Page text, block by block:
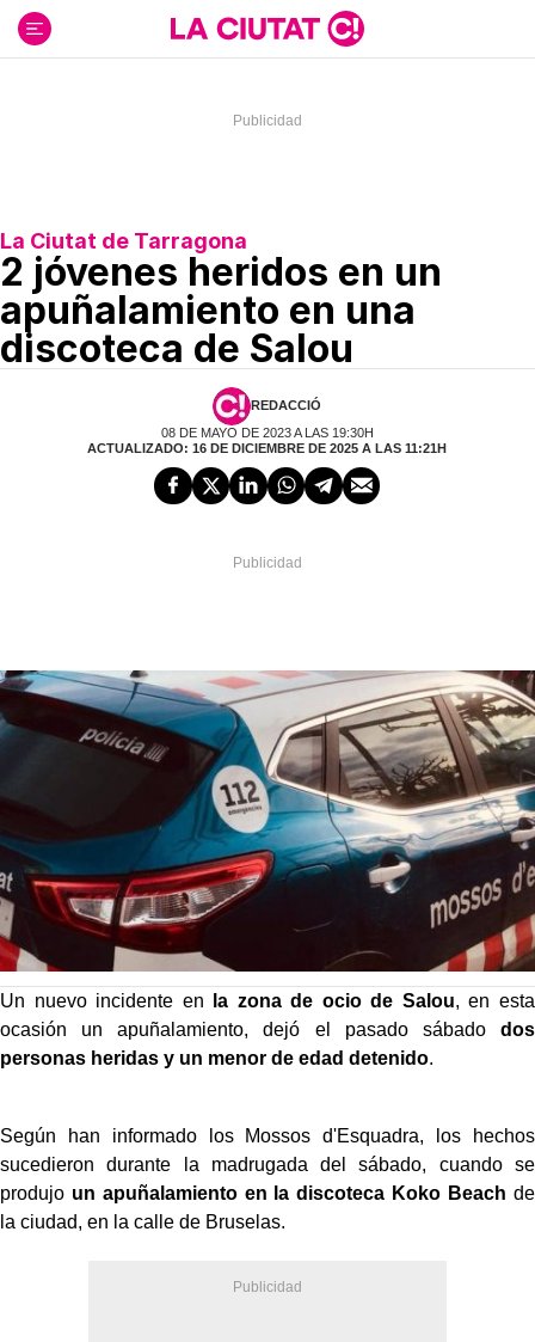
contenido
La Ciutat de Tarragona
2 jóvenes heridos en un
apuñalamiento en una
discoteca de Salou
REDACCIÓ
08 DE MAYO DE 2023 A LAS 19:30H
ACTUALIZADO: 16 DE DICIEMBRE DE 2025 A LAS 11:21H
Un nuevo incidente en la zona de ocio de Salou, en esta
ocasión un apuñalamiento, dejó el pasado sábado dos
personas heridas y un menor de edad detenido.
Según han informado los Mossos d'Esquadra, los hechos
sucedieron durante la madrugada del sábado, cuando se
produjo un apuñalamiento en la discoteca Koko Beach de
la ciudad, en la calle de Bruselas.